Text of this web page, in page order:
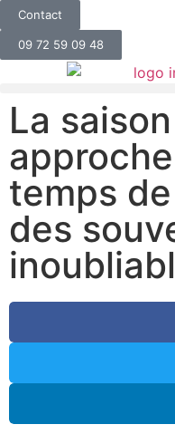
Contact
09 72 59 09 48
La
temps
des